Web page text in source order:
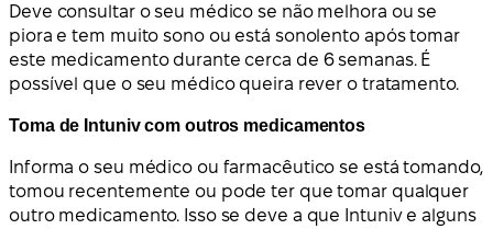
Deve consultar o seu médico se não melhora ou se
piora e tem muito sono ou está sonolento após tomar
este medicamento durante cerca de 6 semanas. É
possível que o seu médico queira rever o tratamento.
Toma de Intuniv com outros medicamentos
Informa o seu médico ou farmacêutico se está tomando,
tomou recentemente ou pode ter que tomar qualquer
outro medicamento. Isso se deve a que Intuniv e alguns